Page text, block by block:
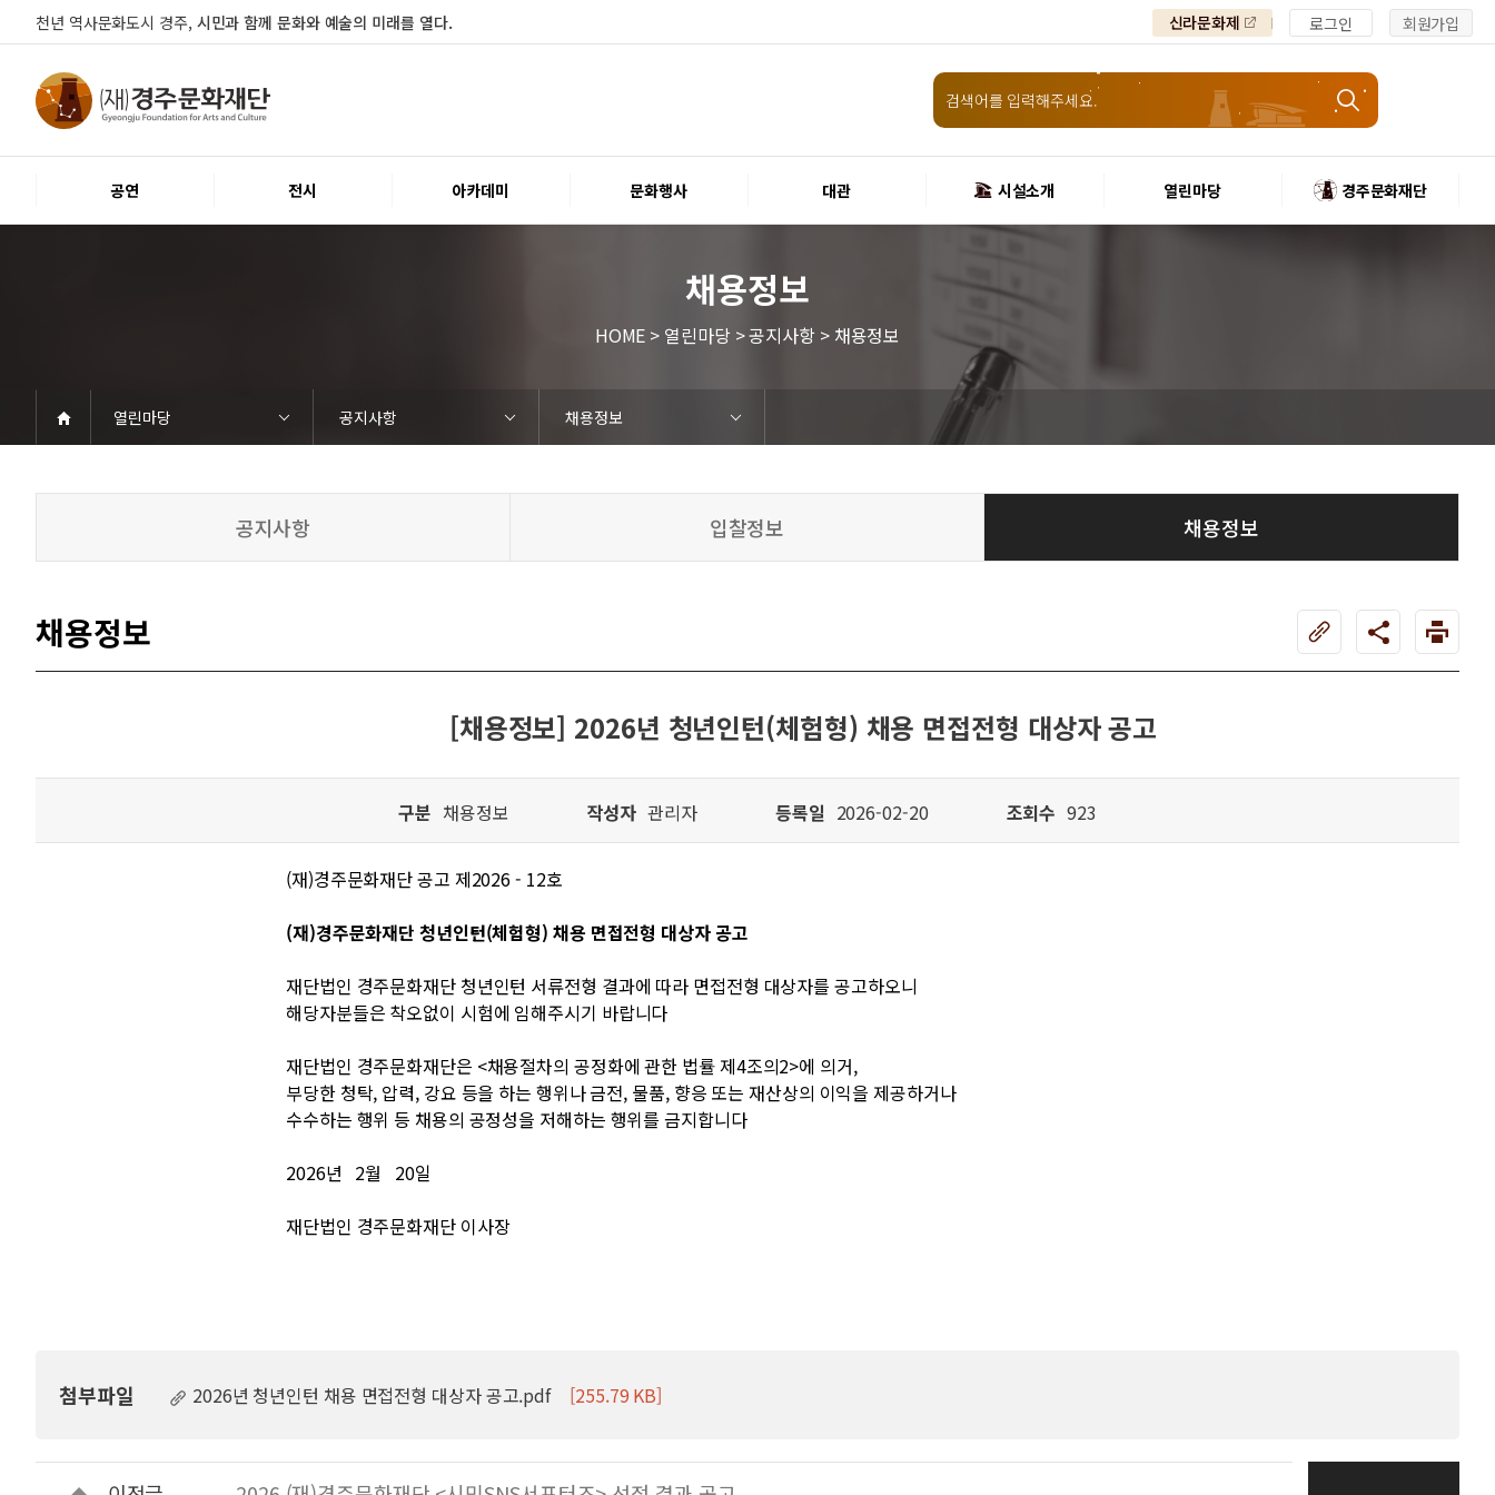
천년 역사문화도시 경주, 시민과 함께 문화와 예술의 미래를 열다. 신라문화제 로그인 회원가입
공연 전시 아카데미 문화행사 대관 시설소개 열린마당 경주문화재단
채용정보
HOME > 열린마당 > 공지사항 > 채용정보
열린마당 공지사항
채용정보
공연
공연일정
객석안내 화랑홀 화랑홀 2층
화랑홀 3층
원화홀
티켓안내 티켓안내 티켓예매
티켓수령
할인규정
취소·환불규정
문화나눔티켓
공연예절·서비스 공연장 관람예절
공연장 편의서비스
전시 전시일정 현재전시
예정전시
지난전시
전시연계교육신청
알천미술관소장품
전시예절·서비스 미술관 관람예절
미술관 편의서비스
아카데미 교육일정
문화행사 행사일정
행사소개 경주 대릉원돌담길 축제
국제경주역사문화포럼
금속공예관
경주 e스포츠 페스티벌
돗자리피크닉
국제경주역사문화포럼
교촌문화공연 신라오기
신라문화제
국제뮤직페스티벌
경주문화관1918
교촌버스킹
지역예술인 지원사업
봉황대 뮤직스퀘어
경주국악여행
제야의 종 타종식
한수원아트페스티벌
한복문화주간
동아시아 문화도시
MyK FESTA in 경주
경주시 관광기념품 공모전
뉴스
갤러리
대관 대관공고·절차 경주예술의전당
경주문화관1918
대관운영조례 운영조례 경주예술의전당
운영규칙 공연장 및 부대시설
알천미술관
경주문화관1918
사용료 경주예술의전당
경주문화관1918
대관신청 경주예술의전당
경주문화관1918
시설소개 경주예술의전당 시설소개
공연장 화랑홀
원화홀
알천미술관
기타시설
경주문화관1918
시립예술단 시립극단 시립극단 소개
단원현황
시립합창단 시립합창단 소개
단원현황
시립신라고취대 시립신라고취대 소개
단원현황
연간일정
열린마당 공지사항 공지사항
입찰정보
채용정보
자료실 홍보·보도자료
서식·매뉴얼
웹진
Q&A FAQ 가입 및 정보
공연
전시
아카데미
대관
기타
질문과답변
우수고객 회원안내 · 혜택
우수고객
경주문화재단 인사말
재단소개 비전전략
사업안내
연혁
재단CI
조직도
ESG 윤리·경영 ESG경영 선언문
인권경영선언문
임직원행동강령
문화서비스윤리헌장
통합신고센터
경영공시 경영목표 예산서 운영계획
결산서
경영실적
외부기관 감사
기타공시
계약현황
기부금현황
업무추진비 복리후생비 내역
오시는길 경주예술의전당
경주문화관1918
신라금속공예관
공지사항 입찰정보 채용정보
채용정보
[채용정보] 2026년 청년인턴(체험형) 채용 면접전형 대상자 공고
구분 채용정보 작성자 관리자 등록일 2026-02-20 조회수 923
(재)경주문화재단 공고 제2026 - 12호
(재)경주문화재단 청년인턴(체험형) 채용 면접전형 대상자 공고
재단법인 경주문화재단 청년인턴 서류전형 결과에 따라 면접전형 대상자를 공고하오니
해당자분들은 착오없이 시험에 임해주시기 바랍니다
재단법인 경주문화재단은 <채용절차의 공정화에 관한 법률 제4조의2>에 의거,
부당한 청탁, 압력, 강요 등을 하는 행위나 금전, 물품, 향응 또는 재산상의 이익을 제공하거나
수수하는 행위 등 채용의 공정성을 저해하는 행위를 금지합니다
2026년 2월 20일
재단법인 경주문화재단 이사장
첨부파일 2026년 청년인턴 채용 면접전형 대상자 공고.pdf [255.79 KB]